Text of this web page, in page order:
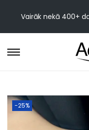
Vairāk nekā 400+
-25%